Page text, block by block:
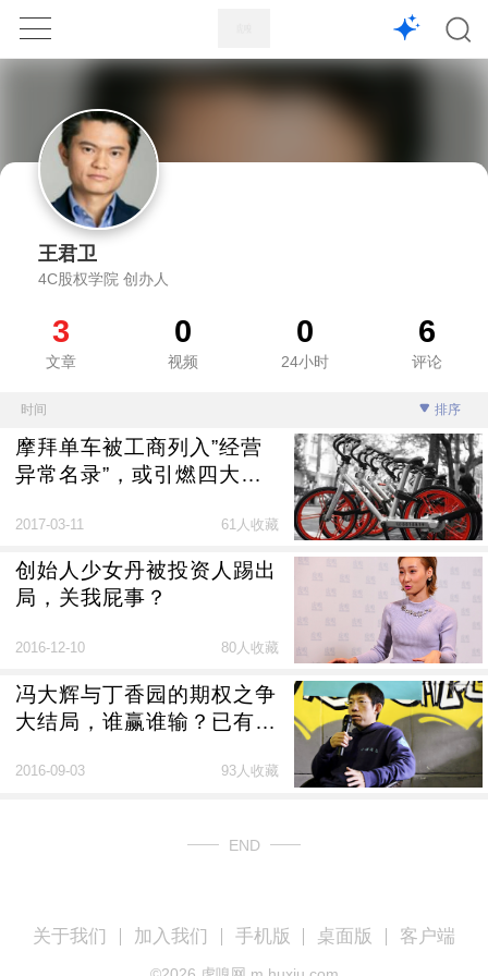
1X
王君卫
4C股权学院 创办人
3
文章
0
视频
0
24小时
6
评论
时间 排序
摩拜单车被工商列入”经营
异常名录”，或引燃四大法
2017-03-11 61人收藏
创始人少女丹被投资人踢出
局，关我屁事？
2016-12-10 80人收藏
冯大辉与丁香园的期权之争
大结局，谁赢谁输？已有阿
2016-09-03 93人收藏
END
关于我们 加入我们 手机版 桌面版 客户端